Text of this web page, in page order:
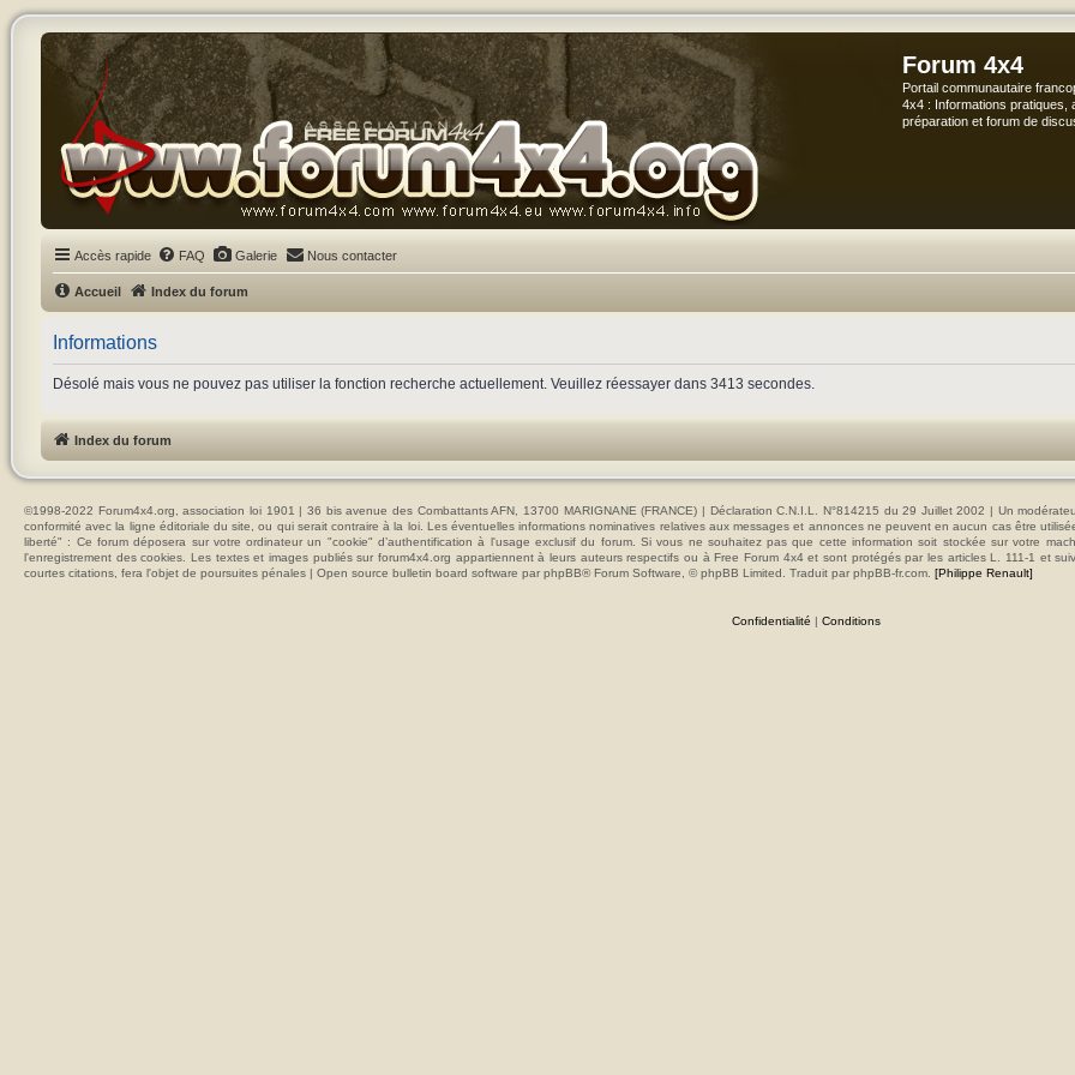
Forum 4x4
Portail communautaire
4x4 : Informations pratiques,
préparation et forum de
Accès rapide FAQ Galerie Nous contacter
Accueil Index du forum
Informations
Désolé mais vous ne pouvez pas utiliser la fonction recherche actuellement. Veuillez réessayer dans 3413 secondes.
Index du forum
©1998-2022 Forum4x4.org, association loi 1901 | 36 bis avenue des Combattants AFN, 13700 MARIGNANE (FRANCE) | Déclaration C.N.I.L. N°814215 du 29 Juillet 2002 | Un
conformité avec la ligne éditoriale du site, ou qui serait contraire à la loi. Les éventuelles informations nominatives relatives aux messages et annonces ne peuvent en aucun cas être
liberté" : Ce forum déposera sur votre ordinateur un "cookie" d’authentification à l'usage exclusif du forum. Si vous ne souhaitez pas que cette information soit stockée sur votre
l'enregistrement des cookies. Les textes et images publiés sur forum4x4.org appartiennent à leurs auteurs respectifs ou à Free Forum 4x4 et sont protégés par les articles L. 111-1 et
courtes citations, fera l'objet de poursuites pénales | Open source bulletin board software par phpBB® Forum Software, © phpBB Limited. Traduit par phpBB-fr.com. [Philippe Renault]
Confidentialité | Conditions